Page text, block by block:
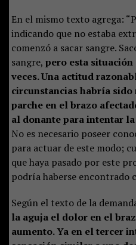
En el mismo texto agrega:
indicando que no estaba
comenzó a sacar sangre.
sangre, pero esta
veces. Una actitud
circunstancias habría
parche en el brazo
al donante para intentar
No es necesario poseer
para actuar de este modo;
que haya pasado por este
podría haberse encontrado
Según el texto de la
la aguja el dolor en el
aumento. Ya en el tercer